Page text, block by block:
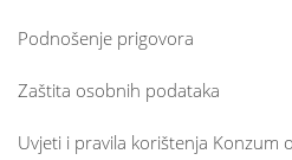
Podnošenje prigovora
Zaštita osobnih podataka
Uvjeti i pravila korištenja Konzum